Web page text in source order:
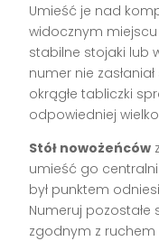
Umieść je nad
widocznym miejscu
stabilne stojaki lub
numer nie
okrągłe tabliczki
odpowiedniej
Stół nowożeńców
umieść go
był punktem
Numeruj
zgodnym z